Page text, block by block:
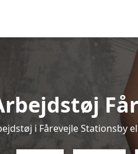
i Fårevejle Stationsby